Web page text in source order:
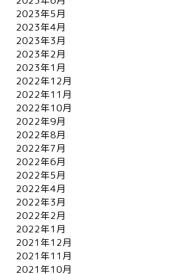
2023年5月
2023年4月
2023年3月
2023年2月
2023年1月
2022年12月
2022年11月
2022年10月
2022年9月
2022年8月
2022年7月
2022年6月
2022年5月
2022年4月
2022年3月
2022年2月
2022年1月
2021年12月
2021年11月
2021年10月